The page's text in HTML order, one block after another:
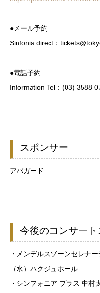
●メール予約
Sinfonia direct：
●電話予約
Information Tel：(03) 3588
スポンサー
アパガード
今後のコンサー
・メンデルスゾーンセレナ
（水）ハクジュホール
・シンフォニア プラス 中